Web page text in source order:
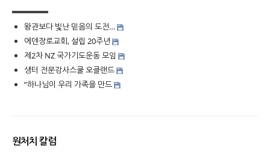
왕관보다 빛난 믿음의 도전…
에덴장로교회, 설립 20주년
제2차 NZ 국가기도운동 모임
생터 전문강사스쿨 오클랜드
“하나님이 우리 가족을 만드
원처치 칼럼